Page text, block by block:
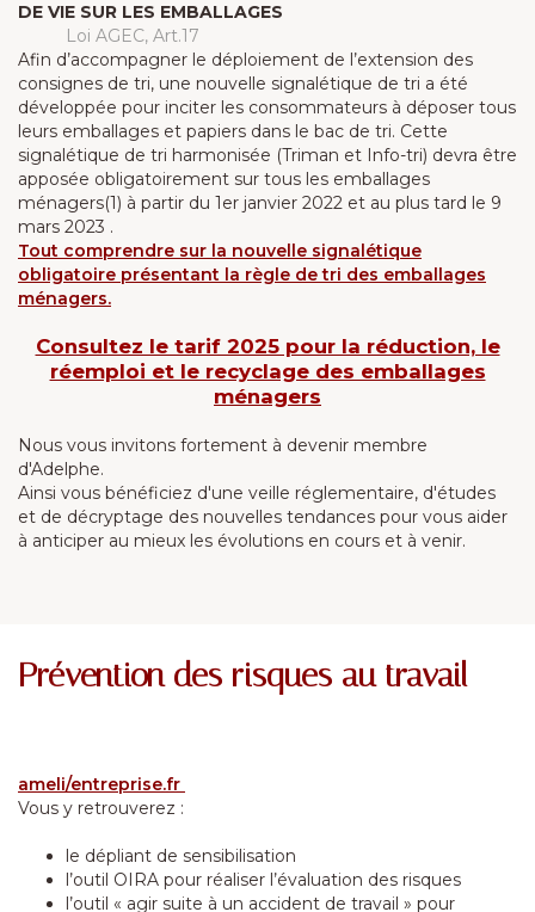
DE VIE SUR LES EMBALLAGES
Loi AGEC, Art.17
Afin d’accompagner le déploiement de l’extension des
consignes de tri, une nouvelle signalétique de tri a été
développée pour inciter les consommateurs à déposer tous
leurs emballages et papiers dans le bac de tri. Cette
signalétique de tri harmonisée (Triman et Info-tri) devra être
apposée obligatoirement sur tous les emballages
ménagers(1) à partir du 1er janvier 2022 et au plus tard le 9
mars 2023 .
Tout comprendre sur la nouvelle signalétique
obligatoire présentant la règle de tri des emballages
ménagers.
Consultez le tarif 2025 pour la réduction, le
réemploi et le recyclage des emballages
ménagers
Nous vous invitons fortement à devenir membre
d'Adelphe.
Ainsi vous bénéficiez d'une veille réglementaire, d'études
et de décryptage des nouvelles tendances pour vous aider
à anticiper au mieux les évolutions en cours et à venir.
Prévention des risques au travail
ameli/entreprise.fr
Vous y retrouverez :
le dépliant de sensibilisation
l’outil OIRA pour réaliser l’évaluation des risques
l’outil « agir suite à un accident de travail » pour